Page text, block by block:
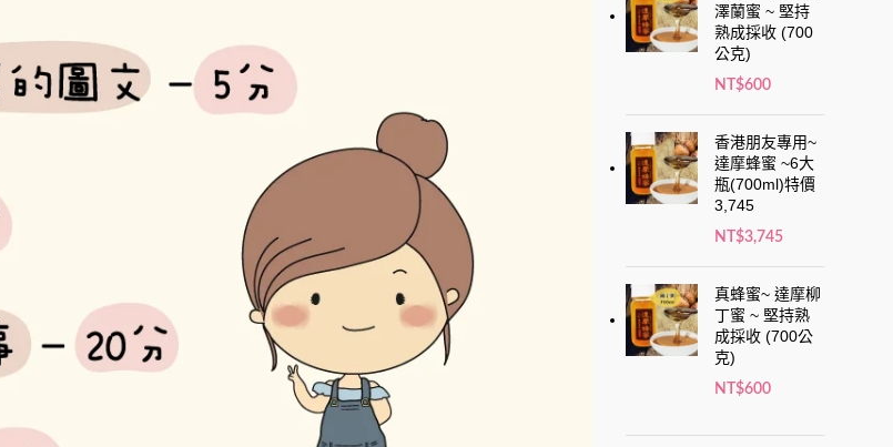
澤蘭蜜 ~ 堅持
熟成採收 (700
公克)
NT$600
香港朋友專用~
達摩蜂蜜 ~6大
瓶(700ml)特價
3,745
NT$3,745
真蜂蜜~ 達摩柳
丁蜜 ~ 堅持熟
成採收 (700公
克)
NT$600